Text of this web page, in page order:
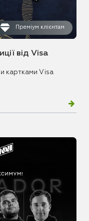
Преміум клієнтам
від Visa
картками Visa